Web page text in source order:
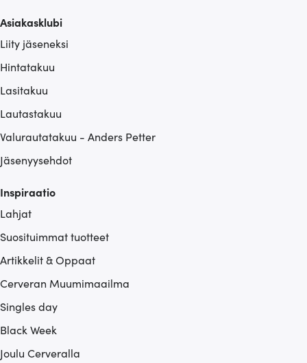
Asiakasklubi
Liity jäseneksi
Hintatakuu
Lasitakuu
Lautastakuu
Valurautatakuu - Anders Petter
Jäsenyysehdot
Inspiraatio
Lahjat
Suosituimmat tuotteet
Artikkelit & Oppaat
Cerveran Muumimaailma
Singles day
Black Week
Joulu Cerveralla